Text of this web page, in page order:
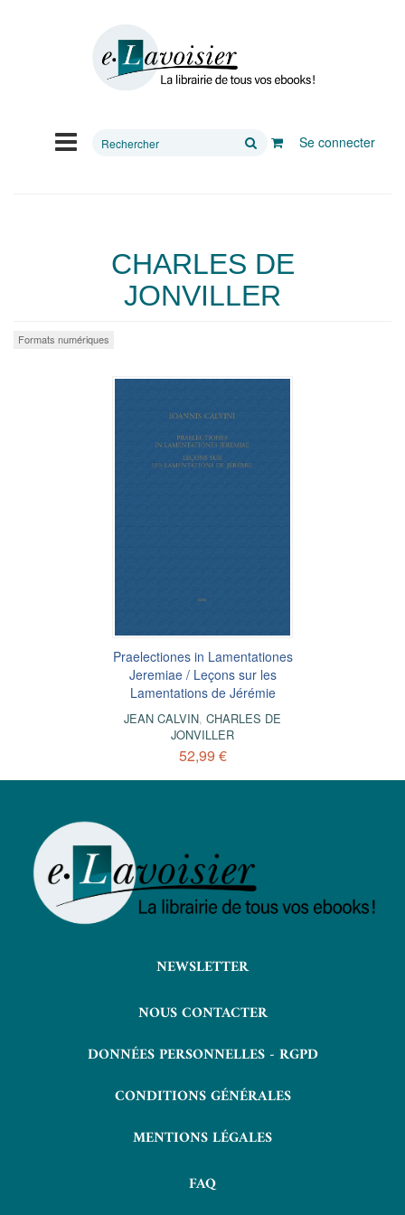
Rechercher
Se connecter
CHARLES DE
JONVILLER
Formats numériques
Praelectiones in Lamentationes
Jeremiae / Leçons sur les
Lamentations de Jérémie
JEAN CALVIN, CHARLES DE
JONVILLER
52,99 €
NEWSLETTER
NOUS CONTACTER
DONNÉES PERSONNELLES - RGPD
CONDITIONS GÉNÉRALES
MENTIONS LÉGALES
FAQ